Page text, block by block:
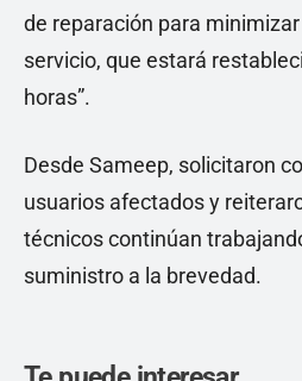
de reparación para
servicio, que estará
horas”.
Desde Sameep, solicitaron
usuarios afectados y
técnicos continúan
suministro a la brevedad.